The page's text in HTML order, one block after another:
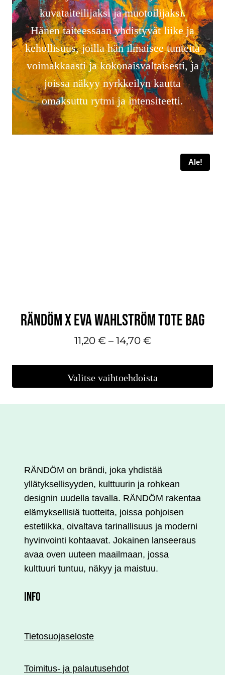
kuvataiteilijaksi ja muotoilijaksi.
Hänen taiteessaan yhdistyvät liike ja
kehollisuus, joilla hän ilmaisee tunteita
voimakkaasti ja kokonaisvaltaisesti, ja
joissa näkyy nyrkkeilyn kautta
omaksuttu rytmi ja intensiteetti.
Ale!
RÄNDÖM X EVA WAHLSTRÖM TOTE BAG
11,20 € – 14,70 €Hintaluokka:
14,70 €
Valitse vaihtoehdoista
tehdä
valinnat
tuotteen
RÄNDÖM on brändi, joka yhdistää
yllätyksellisyyden, kulttuurin ja rohkean
designin uudella tavalla. RÄNDÖM rakentaa
elämyksellisiä tuotteita, joissa pohjoisen
estetiikka, oivaltava tarinallisuus ja moderni
hyvinvointi kohtaavat. Jokainen lanseeraus
avaa oven uuteen maailmaan, jossa
kulttuuri tuntuu, näkyy ja maistuu.
INFO
Tietosuojaseloste
Toimitus- ja palautusehdot